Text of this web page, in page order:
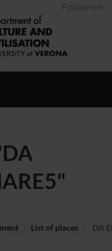
Follow on
List of places DA